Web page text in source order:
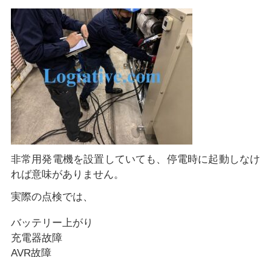
非常用発電機を設置していても、停電時に起動しなけ
れば意味がありません。
実際の点検では、
バッテリー上がり
充電器故障
AVR故障